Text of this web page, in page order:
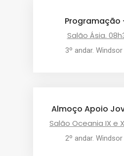
Programação
Salão Ásia.
3º andar.
Almoço Apoio
Salão Oceania IX e
2º andar.